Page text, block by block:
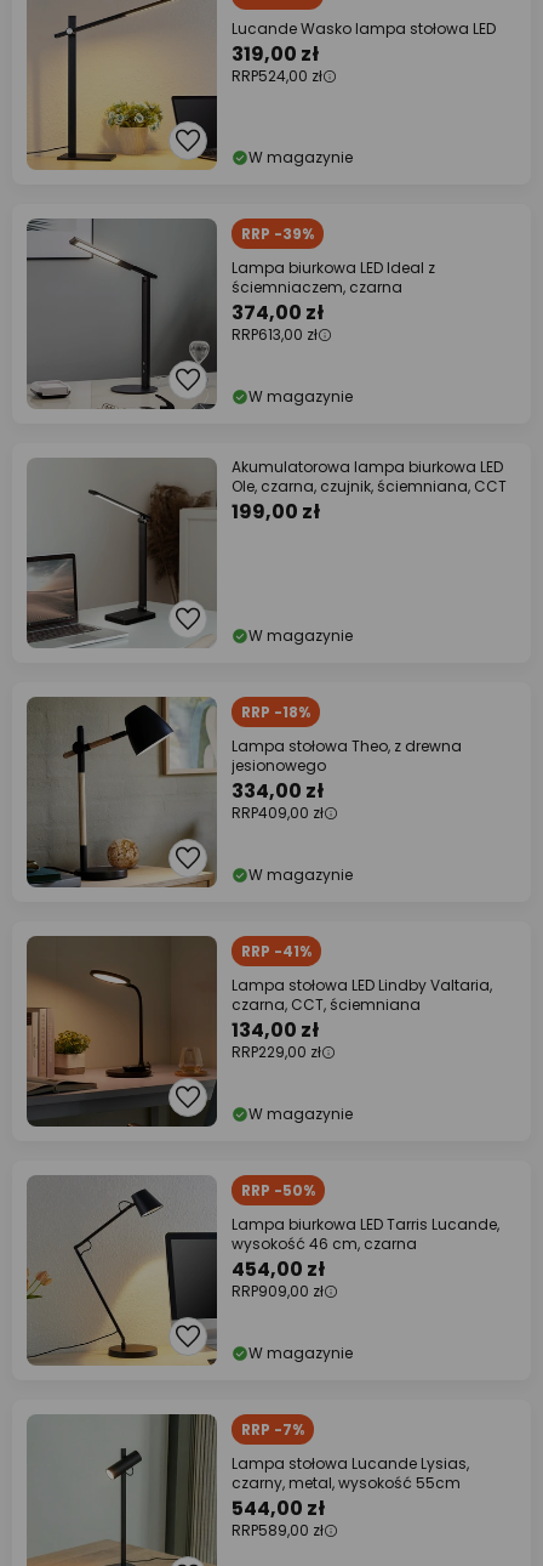
Lucande Wasko lampa stołowa LED
319,00 zł
RRP524,00 zł
W magazynie
RRP -39%
Lampa biurkowa LED Ideal z
ściemniaczem, czarna
374,00 zł
RRP613,00 zł
W magazynie
Akumulatorowa lampa biurkowa LED
Ole, czarna, czujnik, ściemniana, CCT
199,00 zł
W magazynie
RRP -18%
Lampa stołowa Theo, z drewna
jesionowego
334,00 zł
RRP409,00 zł
W magazynie
RRP -41%
Lampa stołowa LED Lindby Valtaria,
czarna, CCT, ściemniana
134,00 zł
RRP229,00 zł
W magazynie
RRP -50%
Lampa biurkowa LED Tarris Lucande,
wysokość 46 cm, czarna
454,00 zł
RRP909,00 zł
W magazynie
RRP -7%
Lampa stołowa Lucande Lysias,
czarny, metal, wysokość 55cm
544,00 zł
RRP589,00 zł